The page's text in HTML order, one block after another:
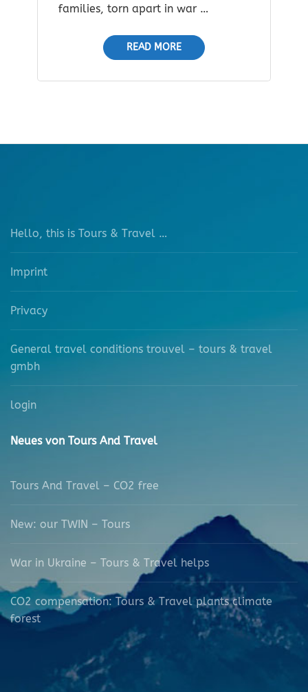
families, torn apart in war …
READ MORE
Hello, this is Tours & Travel …
Imprint
Privacy
General travel conditions trouvel – tours & travel
gmbh
login
Neues von Tours And Travel
Tours And Travel – CO2 free
New: our TWIN – Tours
War in Ukraine – Tours & Travel helps
CO2 compensation: Tours & Travel plants climate
forest